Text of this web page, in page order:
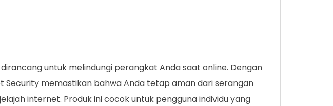
untuk melindungi perangkat Anda saat online. Dengan
memastikan bahwa Anda tetap aman dari serangan
internet. Produk ini cocok untuk pengguna individu yang